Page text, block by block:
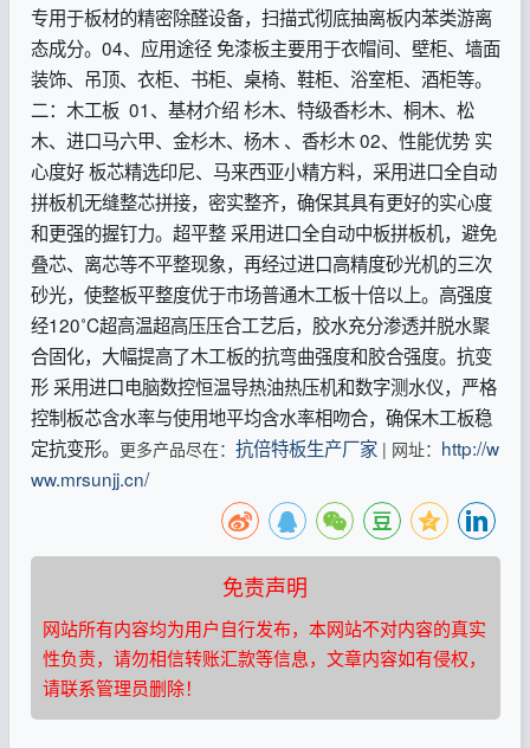
专用于板材的精密除醛设备，扫描式彻底抽离板内苯类游离
态成分。04、应用途径 免漆板主要用于衣帽间、壁柜、墙面
装饰、吊顶、衣柜、书柜、桌椅、鞋柜、浴室柜、酒柜等。
二：木工板 01、基材介绍 杉木、特级香杉木、桐木、松
木、进口马六甲、金杉木、杨木 、香杉木 02、性能优势 实
心度好 板芯精选印尼、马来西亚小精方料，采用进口全自动
拼板机无缝整芯拼接，密实整齐，确保其具有更好的实心度
和更强的握钉力。超平整 采用进口全自动中板拼板机，避免
叠芯、离芯等不平整现象，再经过进口高精度砂光机的三次
砂光，使整板平整度优于市场普通木工板十倍以上。高强度
经120˚C超高温超高压压合工艺后，胶水充分渗透并脱水聚
合固化，大幅提高了木工板的抗弯曲强度和胶合强度。抗变
形 采用进口电脑数控恒温导热油热压机和数字测水仪，严格
控制板芯含水率与使用地平均含水率相吻合，确保木工板稳
定抗变形。 更多产品尽在： 抗倍特板生产厂家| 网址： http://w
ww.mrsunjj.cn/
免责声明
网站所有内容均为用户自行发布，本网站不对内容的真实
性负责，请勿相信转账汇款等信息，文章内容如有侵权，
请联系管理员删除！